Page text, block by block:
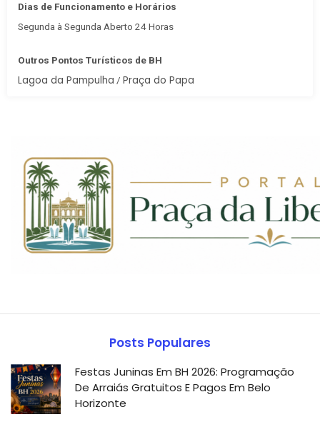
Dias de Funcionamento e Horários
Segunda à Segunda Aberto 24 Horas
Outros Pontos Turísticos de BH
Lagoa da Pampulha / Praça do Papa
Posts Populares
Festas Juninas Em BH 2026: Programação
De Arraiás Gratuitos E Pagos Em Belo
Horizonte